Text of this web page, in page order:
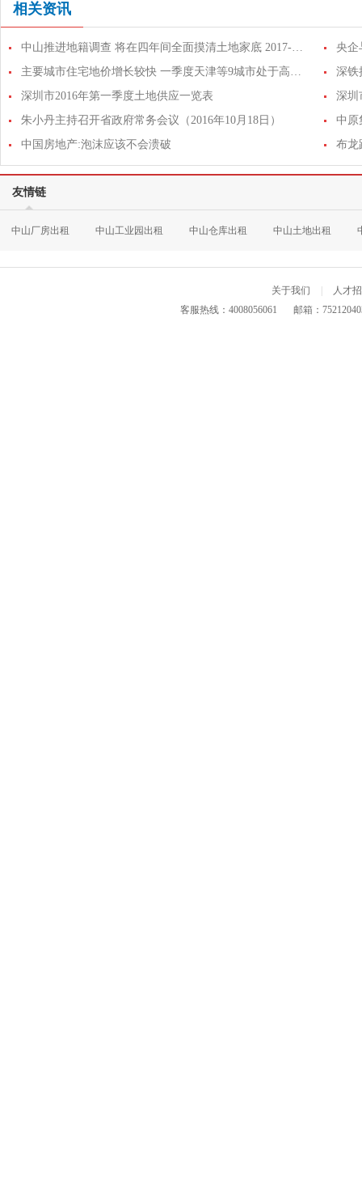
相关资讯
中山推进地籍调查 将在四年间全面摸清土地家底 2017-05-03 10:21:55 来源: 中山日报
主要城市住宅地价增长较快 一季度天津等9城市处于高位运行
深铁
深圳市2016年第一季度土地供应一览表
朱小丹主持召开省政府常务会议（2016年10月18日）
中原
中国房地产:泡沫应该不会溃破
布龙
友情链
中山厂房出租 中山工业园出租 中山仓库出租 中山土地出租
关于我们
人才
客服热线：4008056061
邮箱：